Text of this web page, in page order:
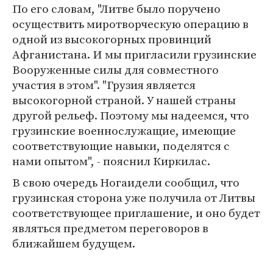
По его словам, "Литве было поручено
осуществить миротворческую операцию в
одной из высокогорных провинций
Афганистана. И мы пригласили грузинские
Вооруженные силы для совместного
участия в этом". "Грузия является
высокогорной страной. У нашей страны
другой рельеф. Поэтому мы надеемся, что
грузинские военнослужащие, имеющие
соответствующие навыки, поделятся с
нами опытом", - пояснил Киркилас.
В свою очередь Ногаидели сообщил, что
грузинская сторона уже получила от Литвы
соответствующее приглашение, и оно будет
являться предметом переговоров в
ближайшем будущем.